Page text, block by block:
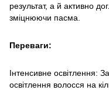
результат, а й активно
зміцнюючи пасма.
Переваги:
Інтенсивне освітлення:
освітлення волосся на